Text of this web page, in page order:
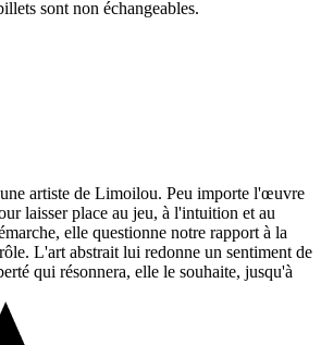
sont non échangeables.
artiste de Limoilou. Peu importe l'œuvre
laisser place au jeu, à l'intuition et au
elle questionne notre rapport à la
L'art abstrait lui redonne un sentiment de
qui résonnera, elle le souhaite, jusqu'à